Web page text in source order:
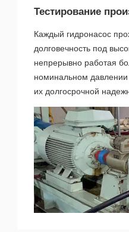
Тестирование
Каждый гидронасос
долговечность под
непрерывно работая
номинальном давлении
их долгосрочной